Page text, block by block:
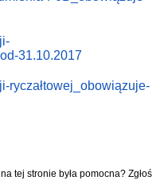
31.10.2017
ryczałtowej_obowiązuje-
tej stronie była pomocna? Zgłoś